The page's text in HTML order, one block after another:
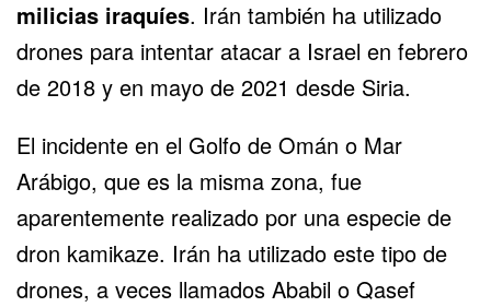
milicias iraquíes. Irán también ha utilizado
drones para intentar atacar a Israel en febrero
de 2018 y en mayo de 2021 desde Siria.
El incidente en el Golfo de Omán o Mar
Arábigo, que es la misma zona, fue
aparentemente realizado por una especie de
dron kamikaze. Irán ha utilizado este tipo de
drones, a veces llamados Ababil o Qasef